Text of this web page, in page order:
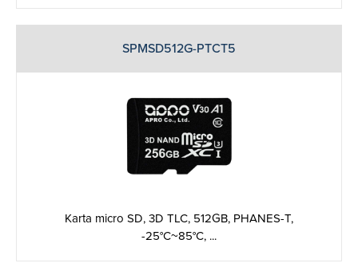
SPMSD512G-PTCT5
Karta micro SD, 3D TLC, 512GB, PHANES-T,
-25°C~85°C, ...